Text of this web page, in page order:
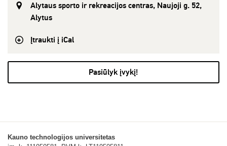
Alytaus sporto ir rekreacijos centras, Naujoji g. 52,
Alytus
Įtraukti į iCal
Pasiūlyk įvykį!
Kauno technologijos universitetas